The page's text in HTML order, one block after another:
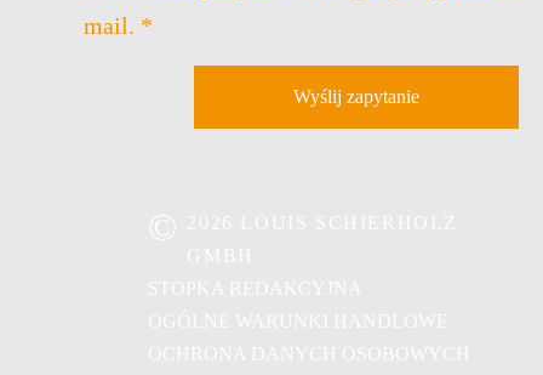
mail. *
Wyślij zapytanie